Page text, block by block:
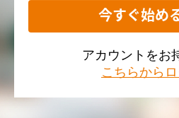
今すぐ始め
アカウントをお
こちらから